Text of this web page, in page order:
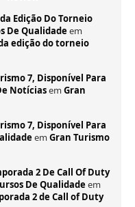
Edição Do Torneio
De Qualidade em
edição do torneio
7, Disponível Para
Notíciasem Gran
7, Disponível Para
em Gran Turismo
2 De Call Of Duty
De Qualidade em
2 de Call of Duty